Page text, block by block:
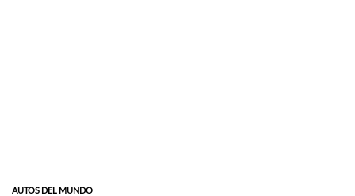
AUTOS DEL MUNDO